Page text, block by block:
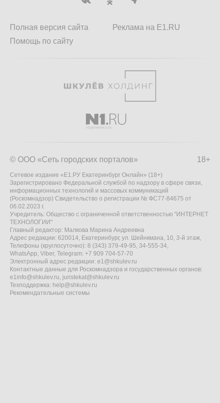
Полная версия сайта
Помощь по сайту
Реклама на E1.RU
18+
© ООО «Сеть городских порталов»
Сетевое издание «Е1.РУ Екатеринбург Онлайн» (18+)
Зарегистрировано Федеральной службой по надзору в сфере связи,
информационных технологий и массовых коммуникаций
(Роскомнадзор) Свидетельство о регистрации № ФС77-84675 от
06.02.2023 г.
Учредитель: Общество с ограниченной ответственностью "ИНТЕРНЕТ
ТЕХНОЛОГИИ"
Главный редактор: Малкова Марина Андреевна
Адрес редакции: 620014, Екатеринбург, ул. Шейнкмана, 10, 3-й этаж,
Телефоны (круглосуточно): 8 (343) 379-49-95, 34-555-34,
WhatsApp, Viber, Telegram: +7 909 704-57-70
Электронный адрес редакции: e1@shkulev.ru
Контактные данные для Роскомнадзора и государственных органов:
e1info@shkulev.ru, juristekat@shkulev.ru
Техподдержка: help@shkulev.ru
Рекомендательные системы